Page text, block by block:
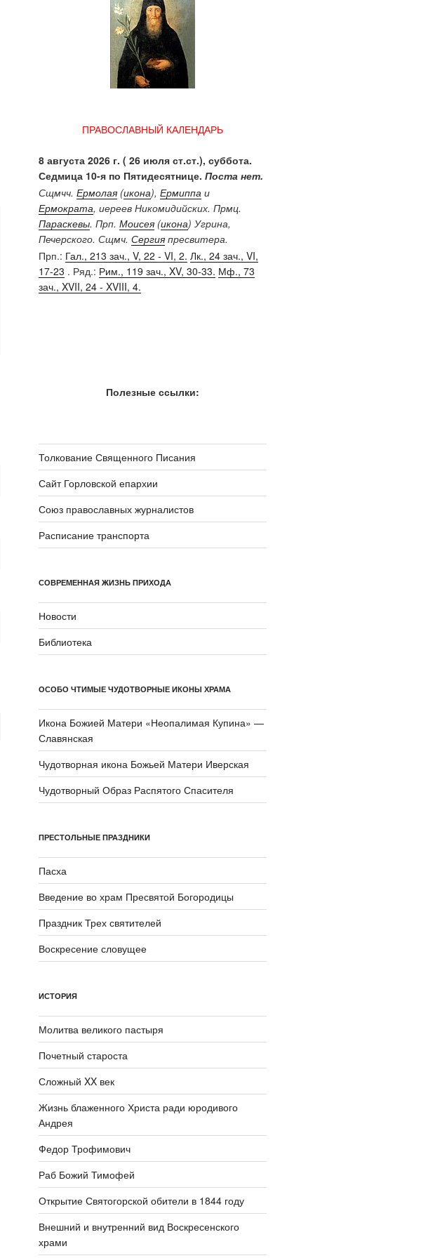
ПРАВОСЛАВНЫЙ КАЛЕНДАРЬ
8 августа 2026 г. ( 26 июля ст.ст.), суббота.
Седмица 10-я по Пятидесятнице. Поста нет.
Сщмчч. Ермолая(икона), Ермиппаи
Ермократа, иереев Никомидийских. Прмц.
Параскевы. Прп. Моисея(икона) Угрина,
Печерского. Сщмч. Сергияпресвитера.
Прп.: Гал., 213 зач., V, 22 - VI, 2. Лк., 24 зач., VI,
17-23 . Ряд.: Рим., 119 зач., XV, 30-33. Мф., 73
зач., XVII, 24 - XVIII, 4.
Полезные ссылки:
Толкование Священного Писания
Сайт Горловской епархии
Союз православных журналистов
Расписание транспорта
СОВРЕМЕННАЯ ЖИЗНЬ ПРИХОДА
Новости
Библиотека
ОСОБО ЧТИМЫЕ ЧУДОТВОРНЫЕ ИКОНЫ ХРАМА
Икона Божией Матери «Неопали­мая Купина» —
Славянская
Чудотворная икона Божьей Матери Иверская
Чудотворный Образ Распятого Спасителя
ПРЕСТОЛЬНЫЕ ПРАЗДНИКИ
Пасха
Введение во храм Пресвятой Богородицы
Праздник Трех святителей
Воскресение словущее
ИСТОРИЯ
Молитва великого пастыря
Почетный староста
Сложный XX век
Жизнь блаженного Христа ради юродивого
Андрея
Федор Трофимович
Раб Божий Тимофей
Открытие Святогорской обители в 1844 году
Внешний и внутренний вид Воскресенского
храми